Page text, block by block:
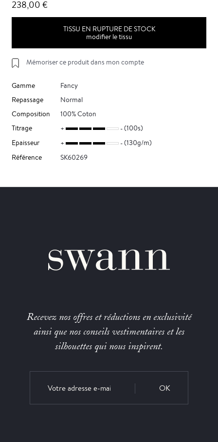
238,00 €
TISSU EN RUPTURE DE STOCK
modifier le tissu
Mémoriser ce produit dans mon compte
Gamme
Fancy
Repassage
Normal
Composition
100% Coton
Titrage
(100s)
Epaisseur
(130g/m)
Référence
SK60269
Recevez nos offres et réductions en exclusivité
ainsi que nos conseils vestimentaires et les
silhouettes qui nous inspirent.
OK